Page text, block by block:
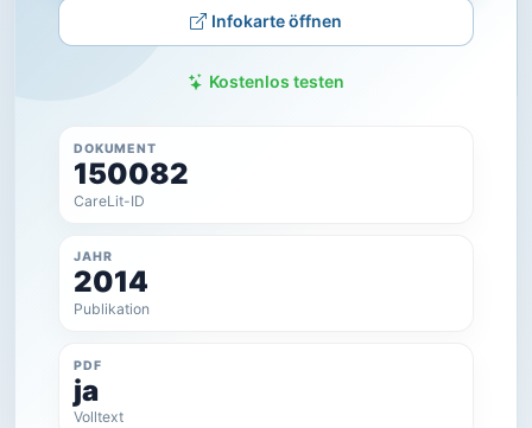
Infokarte öffnen
Kostenlos testen
DOKUMENT
150082
CareLit-ID
JAHR
2014
Publikation
PDF
ja
Volltext